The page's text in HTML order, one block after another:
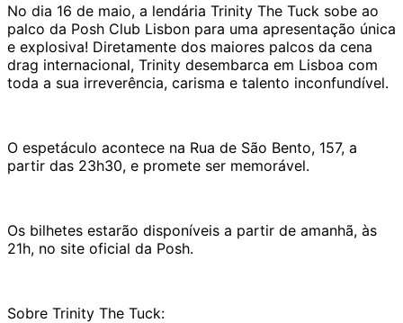
No dia 16 de maio, a lendária Trinity The Tuck sobe ao
palco da Posh Club Lisbon para uma apresentação única
e explosiva! Diretamente dos maiores palcos da cena
drag internacional, Trinity desembarca em Lisboa com
toda a sua irreverência, carisma e talento inconfundível.
O espetáculo acontece na Rua de São Bento, 157, a
partir das 23h30, e promete ser memorável.
Os bilhetes estarão disponíveis a partir de amanhã, às
21h, no site oficial da Posh.
Sobre Trinity The Tuck: